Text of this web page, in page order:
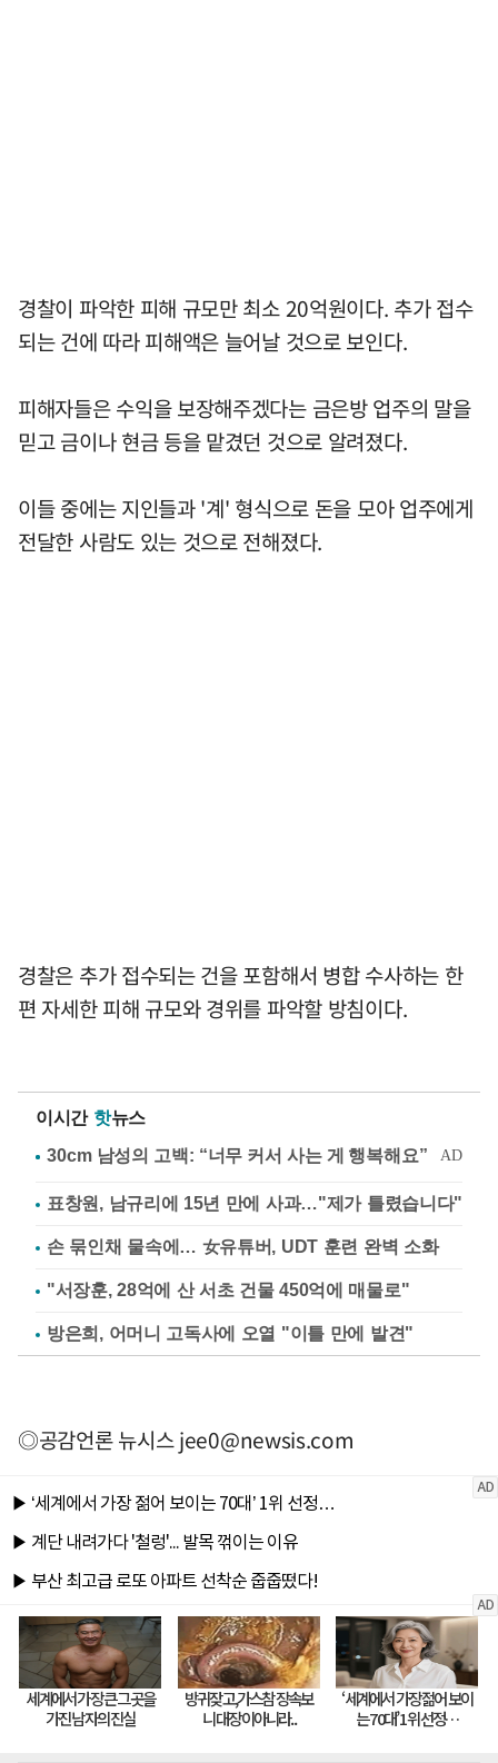
경찰이 파악한 피해 규모만 최소 20억원이다. 추가 접수
되는 건에 따라 피해액은 늘어날 것으로 보인다.
피해자들은 수익을 보장해주겠다는 금은방 업주의 말을
믿고 금이나 현금 등을 맡겼던 것으로 알려졌다.
이들 중에는 지인들과 '계' 형식으로 돈을 모아 업주에게
전달한 사람도 있는 것으로 전해졌다.
경찰은 추가 접수되는 건을 포함해서 병합 수사하는 한
편 자세한 피해 규모와 경위를 파악할 방침이다.
이시간 핫뉴스
표창원, 남규리에 15년 만에 사과…"제가 틀렸습니다"
손 묶인채 물속에… 女유튜버, UDT 훈련 완벽 소화
"서장훈, 28억에 산 서초 건물 450억에 매물로"
방은희, 어머니 고독사에 오열 "이틀 만에 발견"
◎공감언론 뉴시스jee0@newsis.com